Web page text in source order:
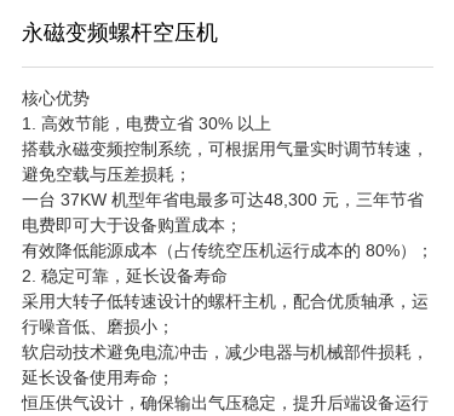
永磁变频螺杆空压机
核心优势
1. 高效节能，电费立省 30% 以上
搭载永磁变频控制系统，可根据用气量实时调节转速，
避免空载与压差损耗；
一台 37KW 机型年省电最多可达48,300 元，三年节省
电费即可大于设备购置成本；
有效降低能源成本（占传统空压机运行成本的 80%）；
2. 稳定可靠，延长设备寿命
采用大转子低转速设计的螺杆主机，配合优质轴承，运
行噪音低、磨损小；
软启动技术避免电流冲击，减少电器与机械部件损耗，
延长设备使用寿命；
恒压供气设计，确保输出气压稳定，提升后端设备运行